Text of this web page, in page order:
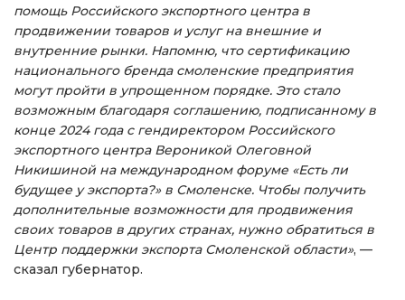
помощь Российского экспортного центра в
продвижении товаров и услуг на внешние и
внутренние рынки. Напомню, что сертификацию
национального бренда смоленские предприятия
могут пройти в упрощенном порядке. Это стало
возможным благодаря соглашению, подписанному в
конце 2024 года с гендиректором Российского
экспортного центра Вероникой Олеговной
Никишиной на международном форуме «Есть ли
будущее у экспорта?» в Смоленске. Чтобы получить
дополнительные возможности для продвижения
своих товаров в других странах, нужно обратиться в
Центр поддержки экспорта Смоленской области», —
сказал губернатор.